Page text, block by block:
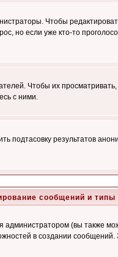
Чтобы
но если уже кто-то
Чтобы их
с ними.
подтасовку результатов
сообщений и
(вы также
в создании